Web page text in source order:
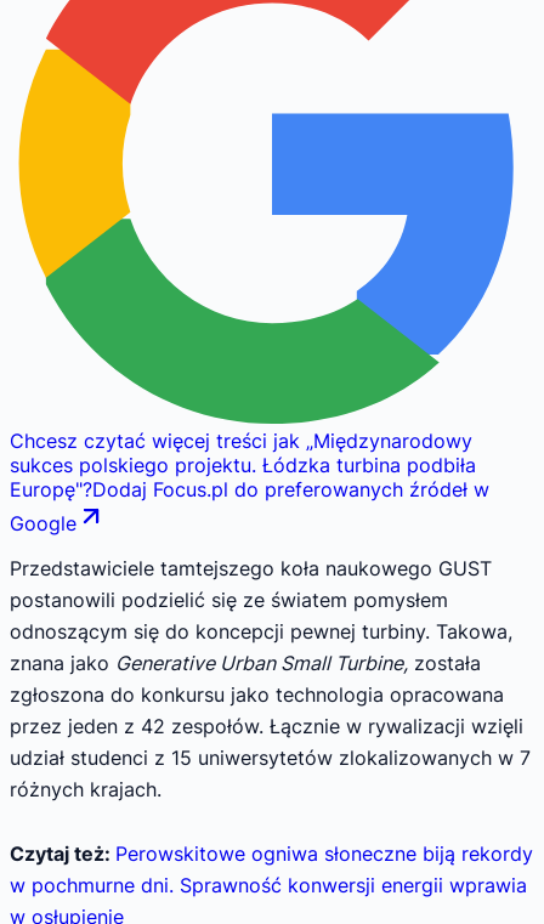
Chcesz czytać więcej treści jak „Międzynarodowy
sukces polskiego projektu. Łódzka turbina podbiła
Europę"?Dodaj Focus.pl do preferowanych źródeł w
Google
Przedstawiciele tamtejszego koła naukowego GUST
postanowili podzielić się ze światem pomysłem
odnoszącym się do koncepcji pewnej turbiny. Takowa,
znana jako Generative Urban Small Turbine, została
zgłoszona do konkursu jako technologia opracowana
przez jeden z 42 zespołów. Łącznie w rywalizacji wzięli
udział studenci z 15 uniwersytetów zlokalizowanych w 7
różnych krajach.
Czytaj też: Perowskitowe ogniwa słoneczne biją rekordy
w pochmurne dni. Sprawność konwersji energii wprawia
w osłupienie